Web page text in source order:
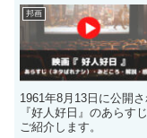
邦画
1961年8月13日に公開
『好人好日』のあらす
ご紹介します。